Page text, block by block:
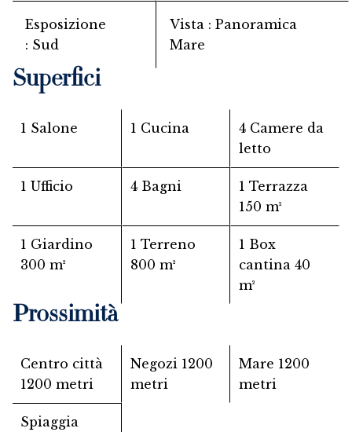
Esposizione
Sud
Vista
Panoramica
Mare
Superfici
1 Salone 1 Cucina
4 Camere da
letto
1 Ufficio 4 Bagni
1 Terrazza
150 m²
1 Giardino
300 m²
1 Terreno
800 m²
1 Box
cantina40
m²
Prossimità
Centro città
1200 metri
Negozi 1200
metri
Mare 1200
metri
Spiaggia